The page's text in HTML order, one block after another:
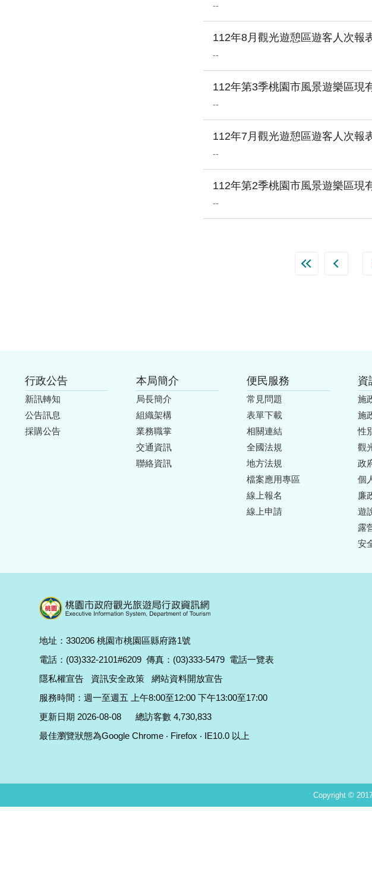
--
112年8月觀光遊憩區遊客人次報
--
112年第3季桃園市風景遊樂區現
--
112年7月觀光遊憩區遊客人次報
--
112年第2季桃園市風景遊樂區現
--
行政公告
新訊轉知
公告訊息
採購公告
本局簡介
局長簡介
組織架構
業務職掌
交通資訊
聯絡資訊
便民服務
常見問題
表單下載
相關連結
全國法規
地方法規
檔案應用專區
線上報名
線上申請
資
施
施
性
觀
政
個
廉
遊
露
安
地址：330206 桃園市桃園區縣府路1號
電話：(03)332-2101#6209 傳真：(03)333-5479 電話一覽表
隱私權宣告
資訊安全政策
網站資料開放宣告
服務時間：週一至週五 上午8:00至12:00 下午13:00至17:00
更新日期 2026-08-08
總訪客數 4,730,833
最佳瀏覽狀態為Google Chrome ‧ Firefox ‧ IE10.0 以上
Copyright ©